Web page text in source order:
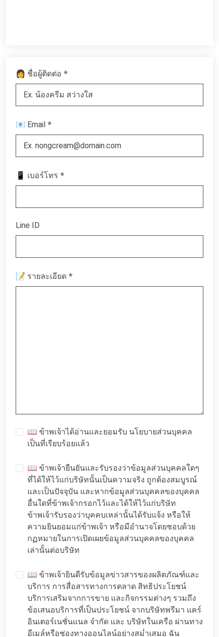
👩 ชื่อผู้ติดต่อ *
📧 Email *
📱 เบอร์โทร *
Line ID
📝 รายละเอียด *
📖 ข้าพเจ้าได้อ่านและยอมรับ นโยบายส่วนบุคคล
เป็นที่เรียบร้อยแล้ว
📖 ข้าพเจ้ายืนยันและรับรองว่าข้อมูลส่วนบุคคลใดๆ
ที่ได้ให้ไว้แก่บริษัทนั้นเป็นความจริง ถูกต้องสมบูรณ์
และเป็นปัจจุบัน และหากข้อมูลส่วนบุคคลของบุคคล
อื่นใดที่ข้าพเจ้ากรอกไว้และได้ให้ไว้แก่บริษัท
ข้าพเจ้ารับรองว่าบุคคบเหล่านั้นได้รับแจ้ง หรือให้
ความยินยอมแก่ข้าพเจ้า หรือมีอำนาจโดยชอบด้วย
กฏหมายในการเปิดเผยข้อมูลส่วนบุคคลของบุคคล
เล่านั้นต่อบริษัท
📖 ข้าพเจ้ายินดีรับข้อมูลข่าวสารของผลิตภัณฑ์และ
บริการ การสื่อสารทางการตลาด สิทธิประโยชน์
บริการเสริมจากการขาย และกิจกรรมต่างๆ รวมถึง
ข้อเสนอบริการที่เป็นประโยชน์ จากบริษัทพรีมา แคร์
อินเตอร์เนชั่นแนล จำกัด และ บริษัทในเครือ ผ่านทาง
อีเมล์หรือช่องทางออนไลน์อย่างสม่ำเสมอ ฉัน